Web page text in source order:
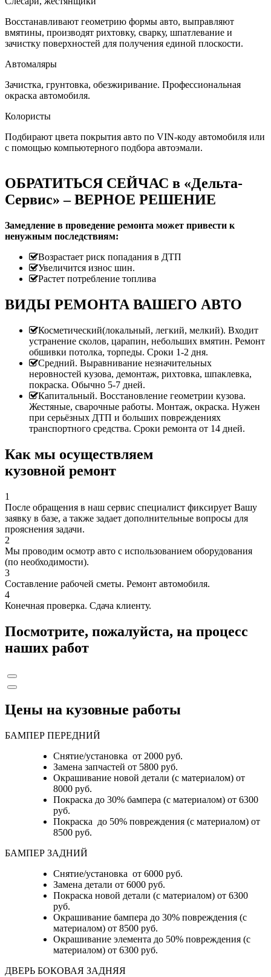
Восстанавливают геометрию формы авто, выправляют
вмятины, производят рихтовку, сварку, шпатлевание и
зачистку поверхностей для получения единой плоскости.
Автомаляры
Зачистка, грунтовка, обезжиривание. Профессиональная
окраска автомобиля.
Колористы
Подбирают цвета покрытия авто по VIN-коду автомобиля или
с помощью компьютерного подбора автоэмали.
ОБРАТИТЬСЯ СЕЙЧАС в «Дельта-
Сервис» – ВЕРНОЕ РЕШЕНИЕ
Замедление в проведение ремонта может привести к
ненужным последствиям:
Возрастает риск попадания в ДТП
Увеличится износ шин.
Растет потребление топлива
ВИДЫ РЕМОНТА ВАШЕГО АВТО
Косметический(локальный, легкий, мелкий). Входит
устранение сколов, царапин, небольших вмятин. Ремонт
обшивки потолка, торпеды. Сроки 1-2 дня.
Средний. Выравнивание незначительных
неровностей кузова, демонтаж, рихтовка, шпаклевка,
покраска. Обычно 5-7 дней.
Капитальный. Восстановление геометрии кузова.
Жестяные, сварочные работы. Монтаж, окраска. Нужен
при серьёзных ДТП и больших повреждениях
транспортного средства. Сроки ремонта от 14 дней.
Как мы осуществляем
кузовной ремонт
1
После обращения в наш сервис специалист фиксирует Вашу
заявку в базе, а также задает дополнительные вопросы для
прояснения задачи.
2
Мы проводим осмотр авто с использованием оборудования
(по необходимости).
3
Составление рабочей сметы. Ремонт автомобиля.
4
Конечная проверка. Сдача клиенту.
Посмотрите, пожалуйста, на процесс
наших работ
Цены на кузовные работы
БАМПЕР ПЕРЕДНИЙ
Снятие/установка от 2000 руб.
Замена запчастей от 5800 руб.
Окрашивание новой детали (с материалом) от
8000 руб.
Покраска до 30% бампера (с материалом) от 6300
руб.
Покраска до 50% повреждения (с материалом) от
8500 руб.
БАМПЕР ЗАДНИЙ
Снятие/установка от 6000 руб.
Замена детали от 6000 руб.
Покраска новой детали (с материалом) от 6300
руб.
Окрашивание бампера до 30% повреждения (с
материалом) от 8500 руб.
Окрашивание элемента до 50% повреждения (с
материалом) от 6300 руб.
ДВЕРЬ БОКОВАЯ ЗАДНЯЯ